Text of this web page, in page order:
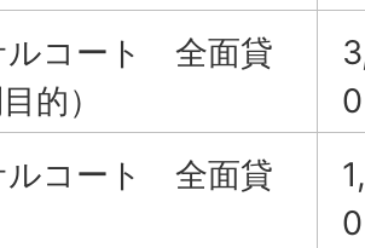
ルコート 全面貸
的）
ルコート 全面貸